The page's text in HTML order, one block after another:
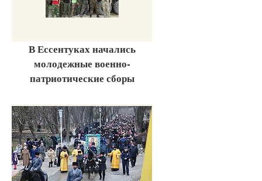
В Ессентуках начались
молодежные военно-
патриотические сборы